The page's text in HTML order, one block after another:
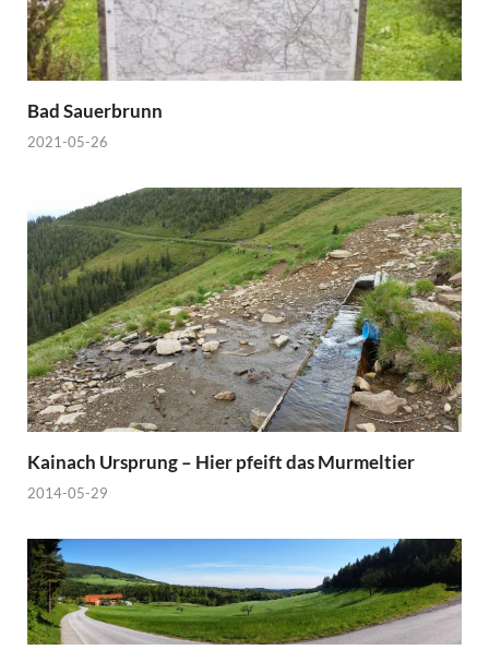
Bad Sauerbrunn
2021-05-26
Kainach Ursprung – Hier pfeift das Murmeltier
2014-05-29